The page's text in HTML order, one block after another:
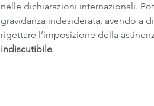
nelle dichiarazioni internazionali.
gravidanza indesiderata, avendo a
rigettare l’imposizione della
indiscutibile.